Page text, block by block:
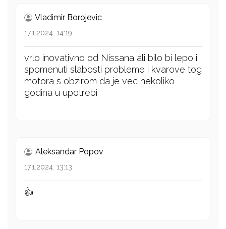
Vladimir Borojevic
17.1.2024. 14:19
vrlo inovativno od Nissana ali bilo bi lepo i
spomenuti slabosti probleme i kvarove tog
motora s obzirom da je vec nekoliko
godina u upotrebi
Aleksandar Popov
17.1.2024. 13:13
👍